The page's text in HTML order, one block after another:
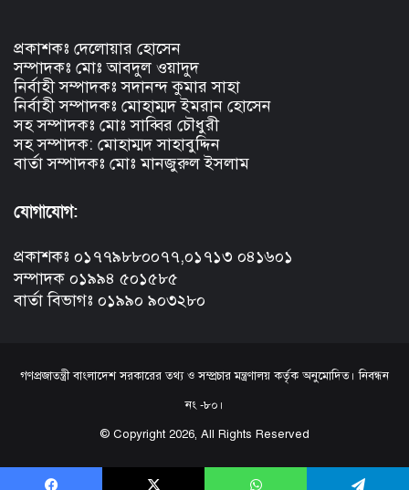
প্রকাশকঃ দেলোয়ার হোসেন
সম্পাদকঃ মোঃ আবদুল ওয়াদুদ
নির্বাহী সম্পাদকঃ সদানন্দ কুমার সাহা
নির্বাহী সম্পাদকঃ মোহাম্মদ ইমরান হোসেন
সহ সম্পাদকঃ মোঃ সাব্বির চৌধুরী
সহ সম্পাদক: মোহাম্মদ সাহাবুদ্দিন
বার্তা সম্পাদকঃ মোঃ মানজুরুল ইসলাম
যোগাযোগ:
প্রকাশকঃ ০১৭৭৯৮৮০০৭৭,০১৭১৩ ০৪১৬০১
সম্পাদক ০১৯৯৪ ৫০১৫৮৫
বার্তা বিভাগঃ ০১৯৯০ ৯০৩২৮০
গণপ্রজাতন্ত্রী বাংলাদেশ সরকারের তথ্য ও সম্প্রচার মন্ত্রণালয় কর্তৃক অনুমোদিত। নিবন্ধন
নং -৮০।
© Copyright 2026, All Rights Reserved